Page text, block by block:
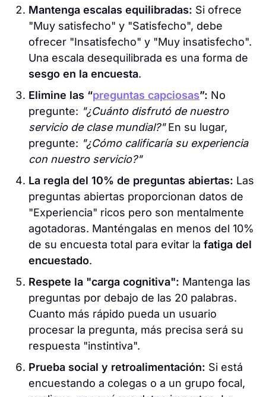
Mantenga escalas equilibradas: Si ofrece
"Muy satisfecho" y "Satisfecho", debe
ofrecer "Insatisfecho" y "Muy insatisfecho".
Una escala desequilibrada es una forma de
sesgo en la encuesta.
Elimine las “preguntas capciosas”: No
pregunte: "¿Cuánto disfrutó de nuestro
servicio de clase mundial?"En su lugar,
pregunte: "¿Cómo calificaría su experiencia
con nuestro servicio?"
La regla del 10% de preguntas abiertas: Las
preguntas abiertas proporcionan datos de
"Experiencia" ricos pero son mentalmente
agotadoras. Manténgalas en menos del 10%
de su encuesta total para evitar la fatiga del
encuestado.
Respete la "carga cognitiva": Mantenga las
preguntas por debajo de las 20 palabras.
Cuanto más rápido pueda un usuario
procesar la pregunta, más precisa será su
respuesta "instintiva".
Prueba social y retroalimentación: Si está
encuestando a colegas o a un grupo focal,